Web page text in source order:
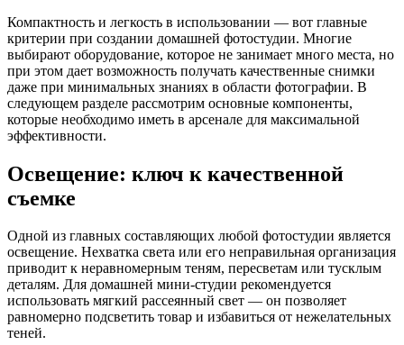
Компактность и легкость в использовании — вот главные
критерии при создании домашней фотостудии. Многие
выбирают оборудование, которое не занимает много места, но
при этом дает возможность получать качественные снимки
даже при минимальных знаниях в области фотографии. В
следующем разделе рассмотрим основные компоненты,
которые необходимо иметь в арсенале для максимальной
эффективности.
Освещение: ключ к качественной
съемке
Одной из главных составляющих любой фотостудии является
освещение. Нехватка света или его неправильная организация
приводит к неравномерным теням, пересветам или тусклым
деталям. Для домашней мини-студии рекомендуется
использовать мягкий рассеянный свет — он позволяет
равномерно подсветить товар и избавиться от нежелательных
теней.